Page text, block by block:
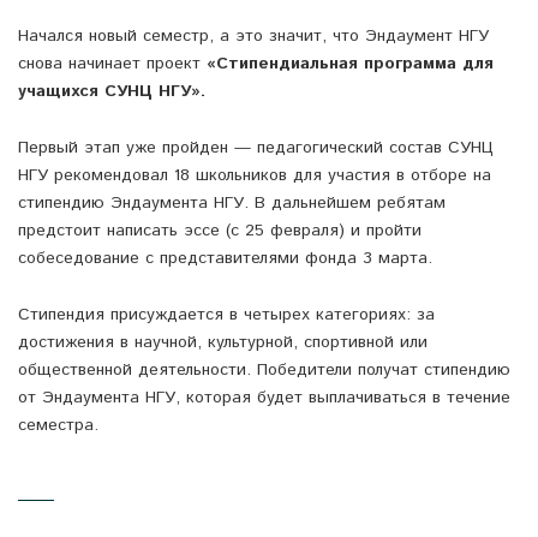
Начался новый семестр, а это значит, что Эндаумент НГУ
снова начинает проект «Стипендиальная программа для
учащихся СУНЦ НГУ».
Первый этап уже пройден — педагогический состав СУНЦ
НГУ рекомендовал 18 школьников для участия в отборе на
стипендию Эндаумента НГУ. В дальнейшем ребятам
предстоит написать эссе (с 25 февраля) и пройти
собеседование с представителями фонда 3 марта.
Стипендия присуждается в четырех категориях: за
достижения в научной, культурной, спортивной или
общественной деятельности. Победители получат стипендию
от Эндаумента НГУ, которая будет выплачиваться в течение
семестра.